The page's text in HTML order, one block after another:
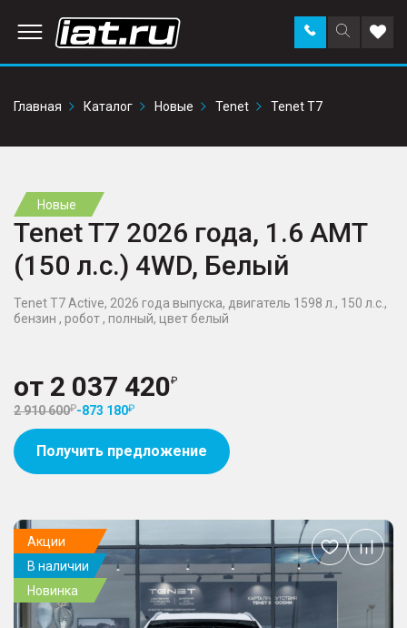
Поиск
по
Заказать
звонок в
Главная
Каталог Новые Tenet Tenet T7
Новые
Tenet T7 2026 года, 1.6 AMT
(150 л.с.) 4WD, Белый
Tenet T7 Active, 2026 года выпуска, двигатель 1598 л., 150 л.с.,
бензин , робот , полный, цвет белый
от 2 037 420
2 910 600 -873 180
Получить предложение
Акции
В наличии
Новинка
Добавить
в
избранное